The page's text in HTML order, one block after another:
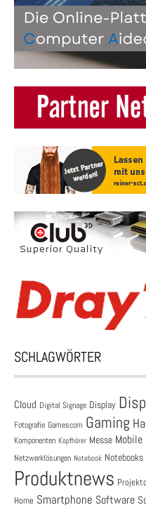
SCHLAGWÖRTER
Cloud Digital Signage Display
Fotografie Gamescom Gaming
Komponenten Kopfhörer Messe
Netzwerklösungen Notebook Notebooks
Produktnews
Home Smartphone Software